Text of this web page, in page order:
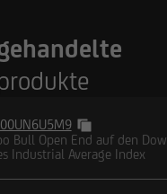
Bull Open End auf den Dow
Industrial Average Index